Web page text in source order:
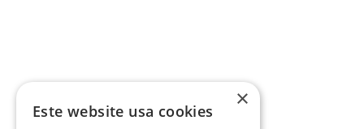
×
Este website usa cookies